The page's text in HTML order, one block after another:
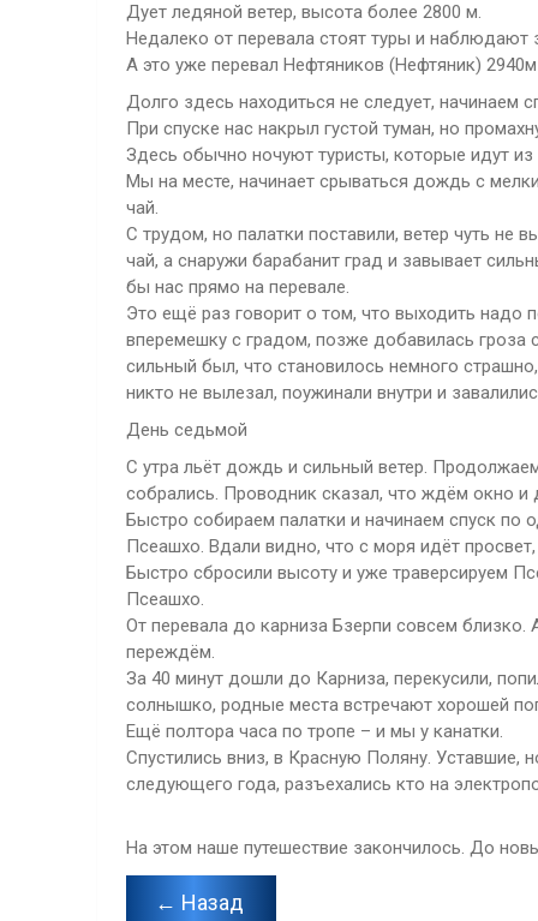
Дует ледяной ветер, высота более 2800 м.
Недалеко от перевала стоят туры и наблюдают
А это уже перевал Нефтяников (Нефтяник)
Долго здесь находиться не следует, начинаем
При спуске нас накрыл густой туман, но
Здесь обычно ночуют туристы, которые идут
Мы на месте, начинает срываться дождь с
чай.
С трудом, но палатки поставили, ветер чуть не
чай, а снаружи барабанит град и завывает
бы нас прямо на перевале.
Это ещё раз говорит о том, что выходить надо
вперемешку с градом, позже добавилась гроза
сильный был, что становилось немного
никто не вылезал, поужинали внутри и
День седьмой
С утра льёт дождь и сильный ветер.
собрались. Проводник сказал, что ждём окно
Быстро собираем палатки и начинаем спуск по
Псеашхо. Вдали видно, что с моря идёт
Быстро сбросили высоту и уже траверсируем
Псеашхо.
От перевала до карниза Бзерпи совсем
переждём.
За 40 минут дошли до Карниза, перекусили,
солнышко, родные места встречают хорошей
Ещё полтора часа по тропе – и мы у канатки.
Спустились вниз, в Красную Поляну.
следующего года, разъехались кто на
На этом наше путешествие закончилось. До
← Назад